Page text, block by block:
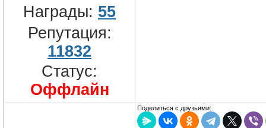
Награды: 55
Репутация:
11832
Статус:
Оффлайн
Поделиться с друзьями: